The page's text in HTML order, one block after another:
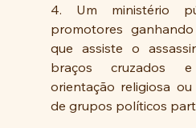
4. Um ministério
promotores
que assiste o
braços cruzados
orientação religiosa
de grupos políticos